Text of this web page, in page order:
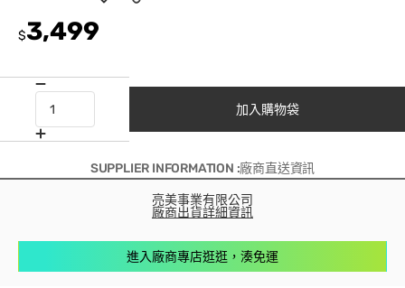
$3,499
加入購物袋
SUPPLIER INFORMATION :廠商直送資訊
亮美事業有限公司
廠商出貨詳細資訊
進入廠商專店逛逛，湊免運